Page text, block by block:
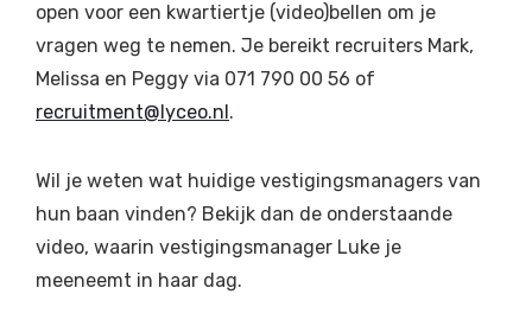
open voor een kwartiertje (video)bellen om je
vragen weg te nemen. Je bereikt recruiters Mark,
Melissa en Peggy via 071 790 00 56 of
recruitment@lyceo.nl.
Wil je weten wat huidige vestigingsmanagers van
hun baan vinden? Bekijk dan de onderstaande
video, waarin vestigingsmanager Luke je
meeneemt in haar dag.